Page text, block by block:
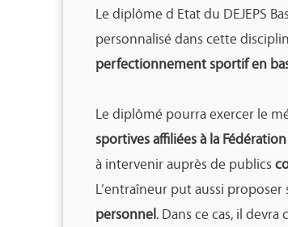
Le diplôme d Etat du DEJEPS
personnalisé dans cette
perfectionnement sportif en
Le diplômé pourra exercer le
sportives affiliées à la
à intervenir auprès de publics
L’entraîneur put aussi
personnel. Dans ce cas, il